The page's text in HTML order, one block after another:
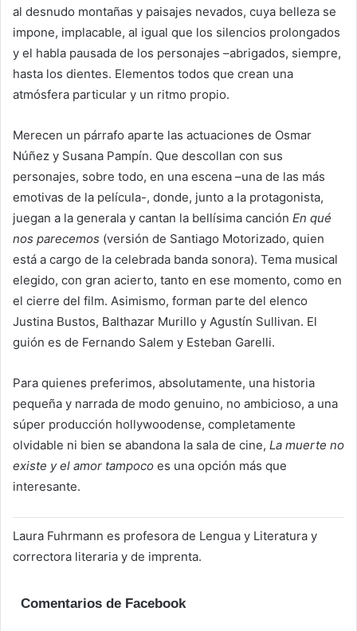
al desnudo montañas y paisajes nevados, cuya belleza se
impone, implacable, al igual que los silencios prolongados
y el habla pausada de los personajes –abrigados, siempre,
hasta los dientes. Elementos todos que crean una
atmósfera particular y un ritmo propio.
Merecen un párrafo aparte las actuaciones de Osmar
Núñez y Susana Pampín. Que descollan con sus
personajes, sobre todo, en una escena –una de las más
emotivas de la película-, donde, junto a la protagonista,
juegan a la generala y cantan la bellísima canción En qué
nos parecemos (versión de Santiago Motorizado, quien
está a cargo de la celebrada banda sonora). Tema musical
elegido, con gran acierto, tanto en ese momento, como en
el cierre del film. Asimismo, forman parte del elenco
Justina Bustos, Balthazar Murillo y Agustín Sullivan. El
guión es de Fernando Salem y Esteban Garelli.
Para quienes preferimos, absolutamente, una historia
pequeña y narrada de modo genuino, no ambicioso, a una
súper producción hollywoodense, completamente
olvidable ni bien se abandona la sala de cine, La muerte no
existe y el amor tampoco es una opción más que
interesante.
Laura Fuhrmann es profesora de Lengua y Literatura y
correctora literaria y de imprenta.
Comentarios de Facebook